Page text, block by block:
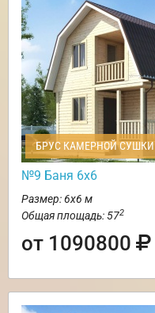
БРУС КАМЕРНОЙ СУШКИ
№9 Баня 6х6
Размер: 6х6 м
Общая площадь: 572
от 1090800